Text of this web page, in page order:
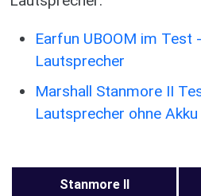
Earfun UBOOM im Test
Lautsprecher
Marshall Stanmore II
Lautsprecher ohne Akku
Stanmore II